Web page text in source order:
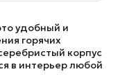
удобный и
горячих
корпус
в интерьер любой